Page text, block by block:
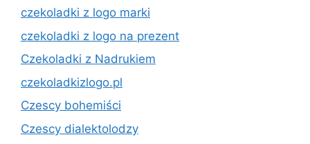
czekoladki z logo marki
czekoladki z logo na prezent
Czekoladki z Nadrukiem
czekoladkizlogo.pl
Czescy bohemiści
Czescy dialektolodzy